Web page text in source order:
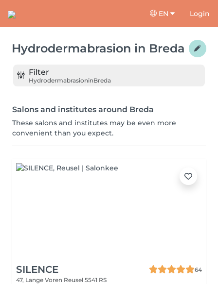
EN Login
Hydrodermabrasion in Breda
Filter
HydrodermabrasioninBreda
Salons and institutes around Breda
These salons and institutes may be even more
convenient than you expect.
SILENCE
64
47, Lange Voren Reusel 5541 RS